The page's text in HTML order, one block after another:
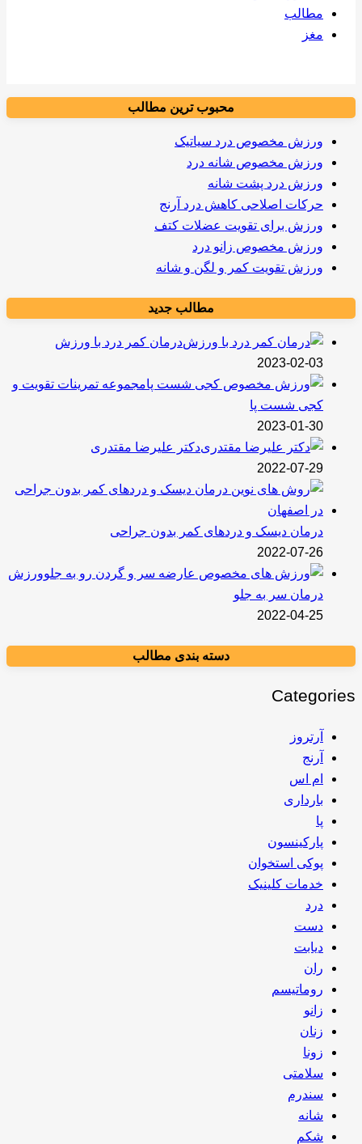
مطالب
مغز
محبوب ترین مطالب
ورزش مخصوص درد سیاتیک
ورزش مخصوص شانه درد
ورزش درد پشت شانه
حرکات اصلاحی کاهش درد آرنج
ورزش برای تقویت عضلات کتف
ورزش مخصوص زانو درد
ورزش تقویت کمر و لگن و شانه
مطالب جدید
درمان کمر درد با ورزش
2023-02-03
مجموعه تمرینات تقویت و
کجی شست پا
2023-01-30
دکتر علیرضا مقتدری
2022-07-29
درمان دیسک و دردهای کمر بدون جراحی
2022-07-26
ورزش
درمان سر به جلو
2022-04-25
دسته بندی مطالب
Categories
آرتروز
آرنج
ام اس
بارداری
پا
پارکینسون
پوکی استخوان
خدمات کلینیک
درد
دست
دیابت
ران
روماتیسم
زانو
زنان
زونا
سلامتی
سندرم
شانه
شکم